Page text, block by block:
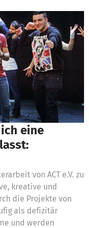
eine
von ACT e.V. zu
kreative und
die Projekte von
als defizitär
und werden